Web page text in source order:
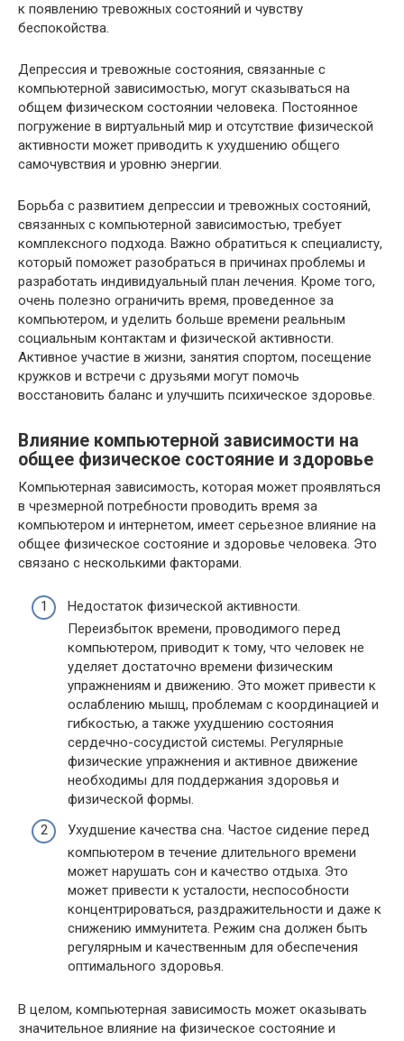
к появлению тревожных состояний и чувству
беспокойства.
Депрессия и тревожные состояния, связанные с
компьютерной зависимостью, могут сказываться на
общем физическом состоянии человека. Постоянное
погружение в виртуальный мир и отсутствие физической
активности может приводить к ухудшению общего
самочувствия и уровню энергии.
Борьба с развитием депрессии и тревожных состояний,
связанных с компьютерной зависимостью, требует
комплексного подхода. Важно обратиться к специалисту,
который поможет разобраться в причинах проблемы и
разработать индивидуальный план лечения. Кроме того,
очень полезно ограничить время, проведенное за
компьютером, и уделить больше времени реальным
социальным контактам и физической активности.
Активное участие в жизни, занятия спортом, посещение
кружков и встречи с друзьями могут помочь
восстановить баланс и улучшить психическое здоровье.
Влияние компьютерной зависимости на
общее физическое состояние и здоровье
Компьютерная зависимость, которая может проявляться
в чрезмерной потребности проводить время за
компьютером и интернетом, имеет серьезное влияние на
общее физическое состояние и здоровье человека. Это
связано с несколькими факторами.
Недостаток физической активности.
Переизбыток времени, проводимого перед
компьютером, приводит к тому, что человек не
уделяет достаточно времени физическим
упражнениям и движению. Это может привести к
ослаблению мышц, проблемам с координацией и
гибкостью, а также ухудшению состояния
сердечно-сосудистой системы. Регулярные
физические упражнения и активное движение
необходимы для поддержания здоровья и
физической формы.
Ухудшение качества сна. Частое сидение перед
компьютером в течение длительного времени
может нарушать сон и качество отдыха. Это
может привести к усталости, неспособности
концентрироваться, раздражительности и даже к
снижению иммунитета. Режим сна должен быть
регулярным и качественным для обеспечения
оптимального здоровья.
В целом, компьютерная зависимость может оказывать
значительное влияние на физическое состояние и